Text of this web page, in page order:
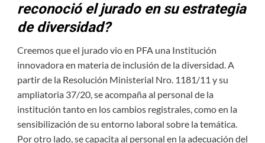
reconoció el jurado en su estrategia
de diversidad?
Creemos que el jurado vio en PFA una Institución
innovadora en materia de inclusión de la diversidad. A
partir de la Resolución Ministerial Nro. 1181/11 y su
ampliatoria 37/20, se acompaña al personal de la
institución tanto en los cambios registrales, como en la
sensibilización de su entorno laboral sobre la temática.
Por otro lado, se capacita al personal en la adecuación del